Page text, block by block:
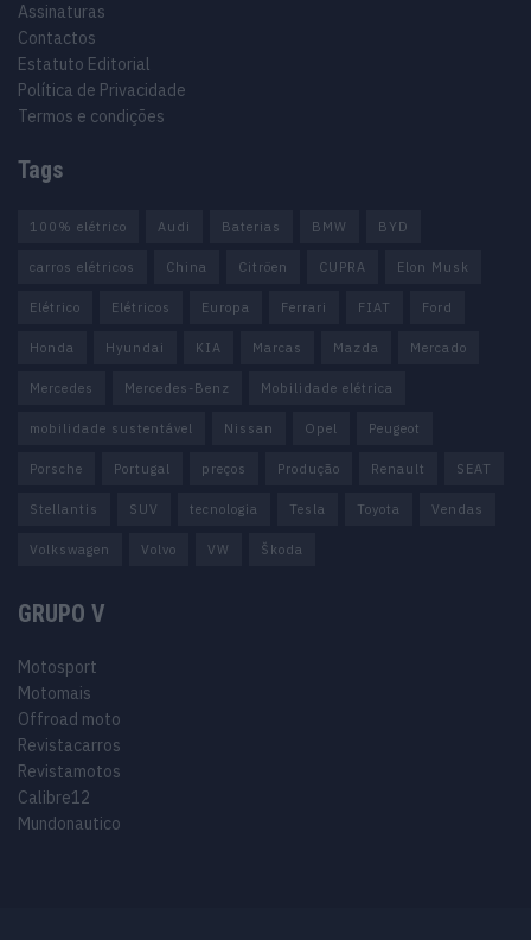
Assinaturas
Contactos
Estatuto Editorial
Política de Privacidade
Termos e condições
Tags
100% elétrico Audi Baterias BMW BYD
carros elétricos China Citröen CUPRA Elon Musk
Elétrico Elétricos Europa Ferrari FIAT Ford
Honda Hyundai KIA Marcas Mazda Mercado
Mercedes Mercedes-Benz Mobilidade elétrica
mobilidade sustentável Nissan Opel Peugeot
Porsche Portugal preços Produção Renault SEAT
Stellantis SUV tecnologia Tesla Toyota Vendas
Volkswagen Volvo VW Škoda
GRUPO V
Motosport
Motomais
Offroad moto
Revistacarros
Revistamotos
Calibre12
Mundonautico